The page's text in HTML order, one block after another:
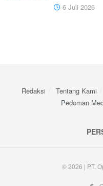
6 Juli 2026
Redaksi Tentang Kami
Pedoman
© 2026 | PT.